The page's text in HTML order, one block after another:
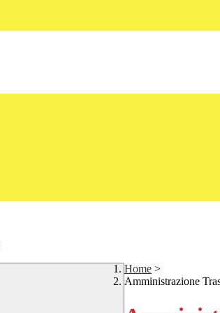
Home >
Amministrazione